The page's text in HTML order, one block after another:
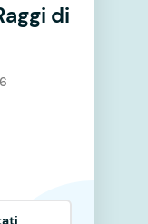
di